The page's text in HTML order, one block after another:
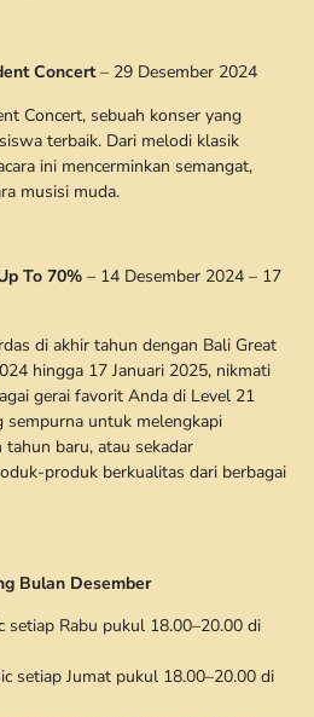
Concert– 29 Desember 2024
Concert, sebuah konser yang
terbaik. Dari melodi klasik
ini mencerminkan semangat,
musisi muda.
To 70% – 14 Desember 2024 – 17
di akhir tahun dengan Bali Great
hingga 17 Januari 2025, nikmati
gerai favorit Anda di Level 21
untuk melengkapi
baru, atau sekadar
produk berkualitas dari berbagai
Bulan Desember
setiap Rabu pukul 18.00–20.00 di
setiap Jumat pukul 18.00–20.00 di